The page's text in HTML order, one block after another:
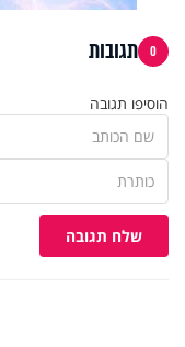
0 תגובות
הוסיפו תגובה
שלח תגובה